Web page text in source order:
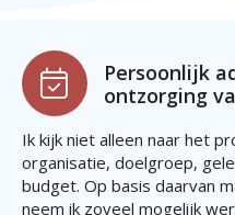
Persoonlijk
ontzorging
Ik kijk niet alleen naar het
organisatie, doelgroep,
budget. Op basis daarvan
neem ik zoveel mogelijk